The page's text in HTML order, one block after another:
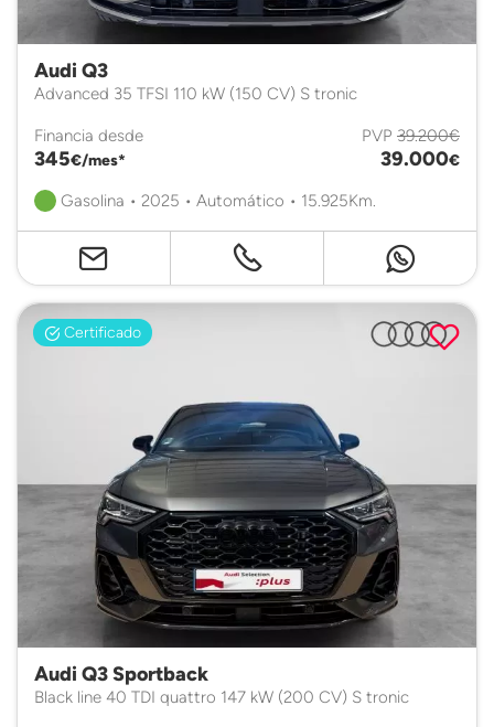
Audi Q3
Advanced 35 TFSI 110 kW (150 CV) S tronic
Financia desde
345€/mes*
PVP 39.200€
39.000€
Gasolina • 2025 • Automático • 15.925Km.
Certificado
Audi Q3 Sportback
Black line 40 TDI quattro 147 kW (200 CV) S tronic